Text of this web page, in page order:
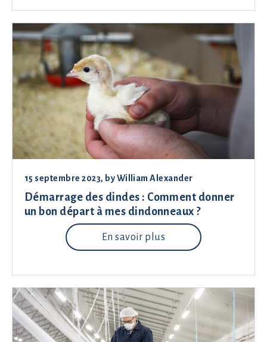
15 septembre 2023, byWilliam Alexander
Démarrage des dindes : Comment donner
un bon départ à mes dindonneaux ?
En savoir plus